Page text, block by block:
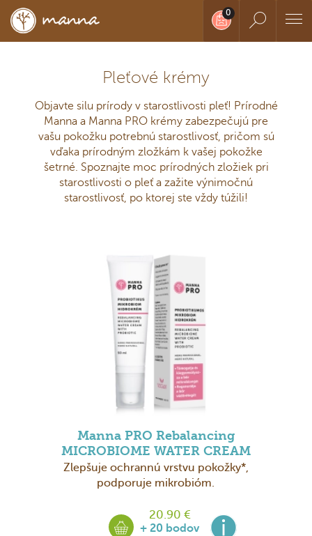
Pleťové krémy
Objavte silu prírody v starostlivosti pleť! Prírodné
Manna a Manna PRO krémy zabezpečujú pre
vašu pokožku potrebnú starostlivosť, pričom sú
vďaka prírodným zložkám k vašej pokožke
šetrné. Spoznajte moc prírodných zložiek pri
starostlivosti o pleť a zažite výnimočnú
starostlivosť, po ktorej ste vždy túžili!
Manna PRO Rebalancing
MICROBIOME WATER CREAM
Zlepšuje ochrannú vrstvu pokožky*,
podporuje mikrobióm.
20.90 €
+ 20 bodov